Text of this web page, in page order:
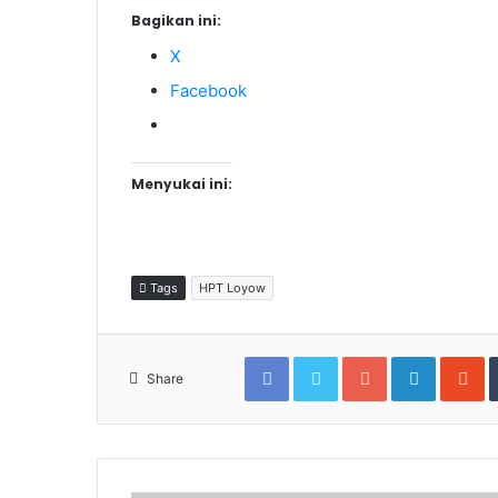
Bagikan ini:
X
Facebook
Menyukai ini:
Tags HPT Loyow
Share
FacebookTwitterGoogle+LinkedIn